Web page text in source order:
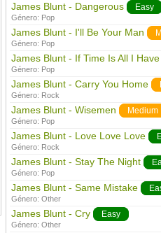
James Blunt - Dangerous Easy
Género: Pop
James Blunt - I'll Be Your Man
Género: Pop
James Blunt - If Time Is All I Have
Género: Pop
James Blunt - Carry You Home
Género: Rock
James Blunt - Wisemen Medium
Género: Pop
James Blunt - Love Love Love
Género: Rock
James Blunt - Stay The Night
Género: Pop
James Blunt - Same Mistake
Género: Other
James Blunt - Cry Easy
Género: Other